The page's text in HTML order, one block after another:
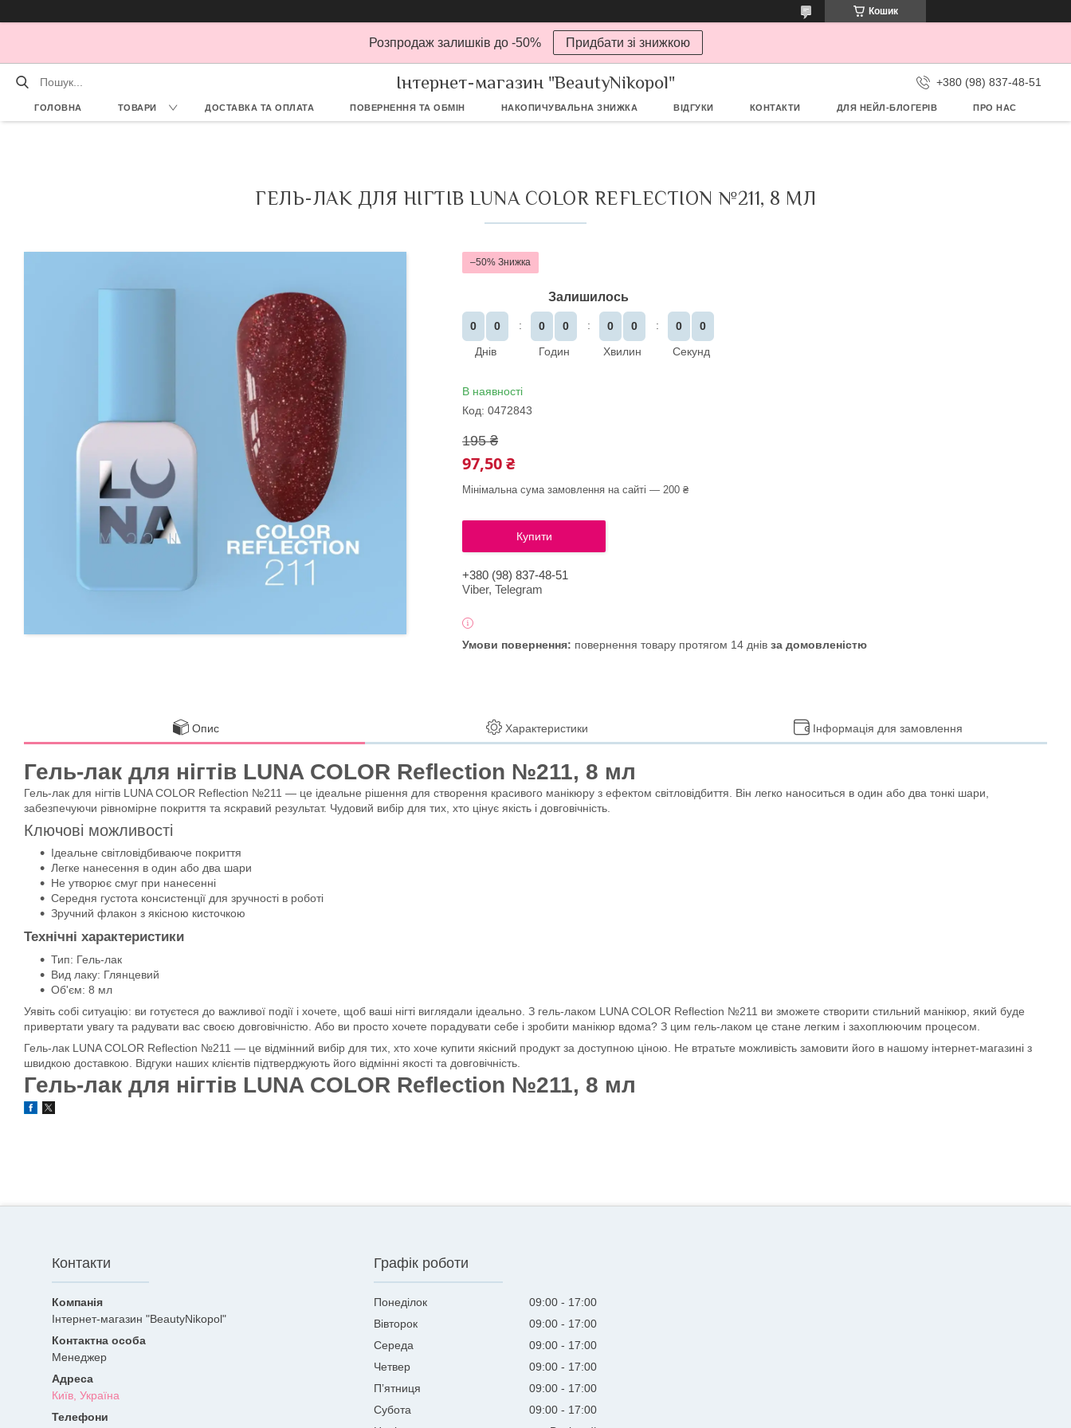
Кошик
Розпродаж залишків до -50% Придбати зі знижкою
Інтернет-магазин "BeautyNikopol" +380 (98) 837-48-51
ГОЛОВНА ТОВАРИ ДОСТАВКА ТА ОПЛАТА ПОВЕРНЕННЯ ТА ОБМІН НАКОПИЧУВАЛЬНА ЗНИЖКА ВІДГУКИ КОНТАКТИ ДЛЯ НЕЙЛ-БЛОГЕРІВ ПРО НАС
ГЕЛЬ-ЛАК ДЛЯ НІГТІВ LUNA COLOR REFLECTION №211, 8 МЛ
–50%
Залишилось
0
0
Днів
0
0
Годин
0
0
Хвилин
0
0
Секунд
В наявності
Код: 0472843
195 ₴
97,50 ₴
Мінімальна сума замовлення на сайті — 200 ₴
Купити
+380 (98) 837-48-51
Viber, Telegram
повернення товару протягом 14 днів за домовленістю
Опис Характеристики Інформація для замовлення
Гель-лак для нігтів LUNA COLOR Reflection №211, 8 мл
Гель-лак для нігтів LUNA COLOR Reflection №211 — це ідеальне рішення для створення красивого манікюру з ефектом світловідбиття. Він легко наноситься в один або два тонкі шари,
забезпечуючи рівномірне покриття та яскравий результат. Чудовий вибір для тих, хто цінує якість і довговічність.
Ключові можливості
Ідеальне світловідбиваюче покриття
Легке нанесення в один або два шари
Не утворює смуг при нанесенні
Середня густота консистенції для зручності в роботі
Зручний флакон з якісною кисточкою
Технічні характеристики
Тип: Гель-лак
Вид лаку: Глянцевий
Об'єм: 8 мл
Уявіть собі ситуацію: ви готуєтеся до важливої події і хочете, щоб ваші нігті виглядали ідеально. З гель-лаком LUNA COLOR Reflection №211 ви зможете створити стильний манікюр, який буде
привертати увагу та радувати вас своєю довговічністю. Або ви просто хочете порадувати себе і зробити манікюр вдома? З цим гель-лаком це стане легким і захоплюючим процесом.
Гель-лак LUNA COLOR Reflection №211 — це відмінний вибір для тих, хто хоче купити якісний продукт за доступною ціною. Не втратьте можливість замовити його в нашому інтернет-магазині з
швидкою доставкою. Відгуки наших клієнтів підтверджують його відмінні якості та довговічність.
Гель-лак для нігтів LUNA COLOR Reflection №211, 8 мл
Контакти
Інтернет-магазин "BeautyNikopol"
Менеджер
Київ, Україна
Графік роботи
Понеділок 09:00
17:00
Вівторок
09:00
17:00
Середа
09:00
17:00
Четвер
09:00
17:00
Пʼятниця
09:00
17:00
Субота
09:00
17:00